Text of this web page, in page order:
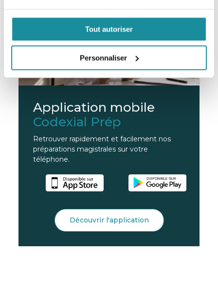
Tout autoriser
Personnaliser
Application mobile
Codexial Prép
Retrouver rapidement et facilement nos
préparations magistrales sur votre
téléphone.
Découvrir l'application